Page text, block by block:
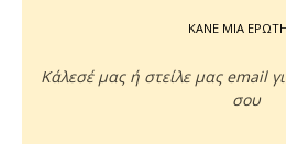
ΚΑΝΕ ΜΙΑ
Κάλεσέ μας ή στείλε μας email
σου